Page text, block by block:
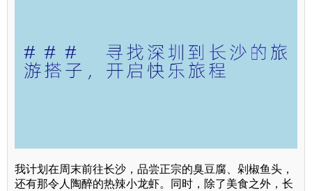
我计划在周末前往长沙，品尝正宗的臭豆腐、剁椒鱼头，
还有那令人陶醉的热辣小龙虾。同时，除了美食之外，长